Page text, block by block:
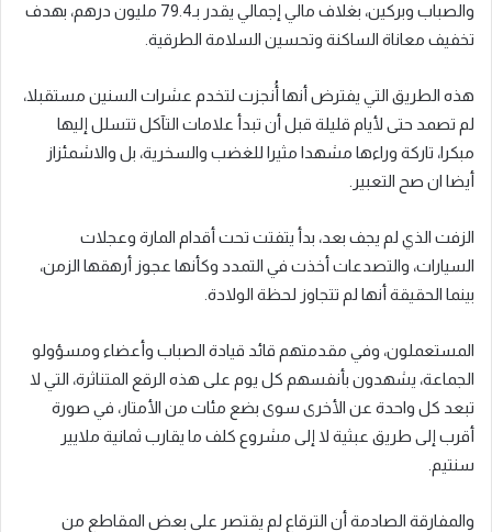
والصباب وبركين، بغلاف مالي إجمالي يقدر بـ79.4 مليون درهم، بهدف
تخفيف معاناة الساكنة وتحسين السلامة الطرقية.
هذه الطريق التي يفترض أنها أُنجزت لتخدم عشرات السنين مستقبلا،
لم تصمد حتى لأيام قليلة قبل أن تبدأ علامات التآكل تتسلل إليها
مبكرا، تاركة وراءها مشهدا مثيرا للغضب والسخرية، بل والاشمئزاز
أيضا ان صح التعبير.
الزفت الذي لم يجف بعد، بدأ يتفتت تحت أقدام المارة وعجلات
السيارات، والتصدعات أخذت في التمدد وكأنها عجوز أرهقها الزمن،
بينما الحقيقة أنها لم تتجاوز لحظة الولادة.
المستعملون، وفي مقدمتهم قائد قيادة الصباب وأعضاء ومسؤولو
الجماعة، يشهدون بأنفسهم كل يوم على هذه الرقع المتناثرة، التي لا
تبعد كل واحدة عن الأخرى سوى بضع مئات من الأمتار، في صورة
أقرب إلى طريق عبثية لا إلى مشروع كلف ما يقارب ثمانية ملايير
سنتيم.
والمفارقة الصادمة أن الترقاع لم يقتصر على بعض المقاطع من